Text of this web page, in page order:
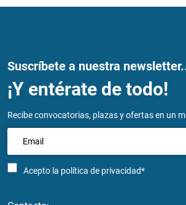
Suscríbete a nuestra
¡Y entérate de todo!
Recibe convocatorias, plazas y ofertas en un
Acepto la política de privacidad*